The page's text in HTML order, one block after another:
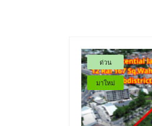
ด่วน
มาใหม่